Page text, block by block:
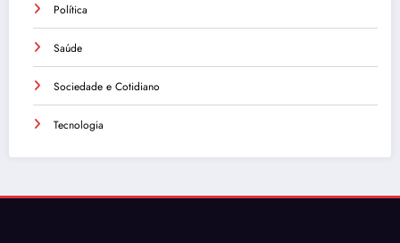
Política
Saúde
Sociedade e Cotidiano
Tecnologia